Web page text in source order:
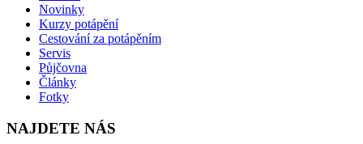
Novinky
Kurzy potápění
Cestování za potápěním
Servis
Půjčovna
Články
Fotky
NAJDETE NÁS